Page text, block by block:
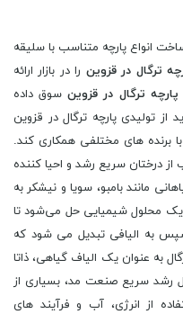
انواع پارچه متناسب با سلیقه
ترگال در قزوین را در بازار ارائه
ترگال در قزوینسوق داده
از تولیدی پارچه ترگال در قزوین
برنده های مختلفی همکاری کند.
از درختان سریع رشد و احیا کننده
مانند بامبو، سویا و نیشکر به
محلول شیمیایی حل می‌شود تا
به الیافی تبدیل می ‌شود که
به عنوان یک الیاف گیاهی، ذاتا
رشد سریع صنعت مد، بسیاری از
از انرژی، آب و فرآیند های